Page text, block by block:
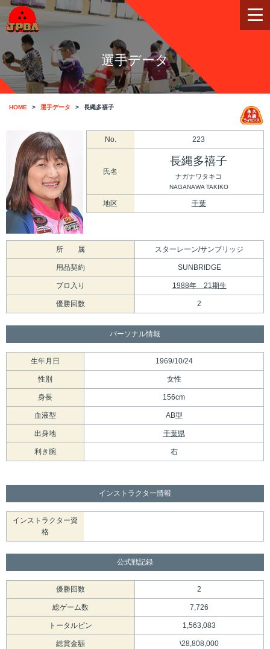
選手データ
HOME 選手データ 長縄多禧子
No. 223
氏名
長縄多禧子
ナガナワタキコ
NAGANAWA TAKIKO
地区 千葉
所 属 スターレーン/サンブリッジ
用品契約 SUNBRIDGE
プロ入り 1988年 21期生
優勝回数 2
パーソナル情報
生年月日 1969/10/24
性別 女性
身長 156cm
血液型 AB型
出身地 千葉県
利き腕 右
インストラクター情報
インストラクター資
格
公式戦記録
優勝回数 2
総ゲーム数 7,726
トータルピン 1,563,083
総賞金額 \28,808,000